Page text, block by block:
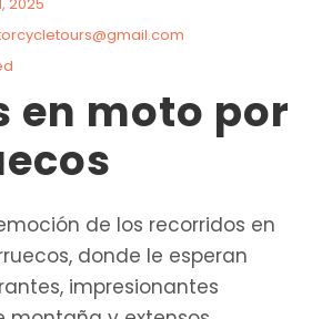
en moto por
de los recorridos en
donde le esperan
impresionantes